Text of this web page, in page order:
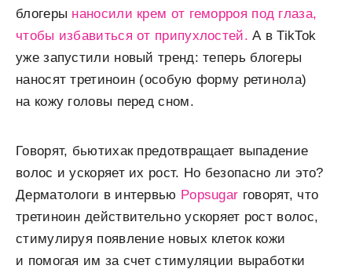
блогеры наносили крем от геморроя под глаза,
чтобы избавиться от припухлостей. А в TikTok
уже запустили новый тренд: теперь блогеры
наносят третиноин (особую форму ретинола)
на кожу головы перед сном.
Говорят, бьютихак предотвращает выпадение
волос и ускоряет их рост. Но безопасно ли это?
Дерматологи в интервью Popsugar говорят, что
третиноин действительно ускоряет рост волос,
стимулируя появление новых клеток кожи
и помогая им за счет стимуляции выработки